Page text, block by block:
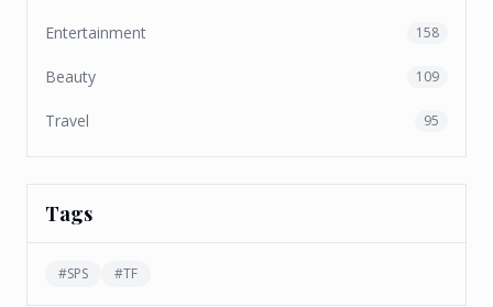
Entertainment 158
Beauty 109
Travel 95
Tags
#SPS #TF